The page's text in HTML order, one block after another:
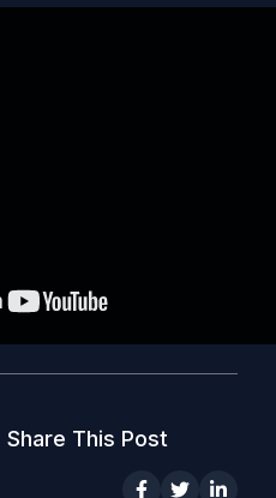
Share This Post